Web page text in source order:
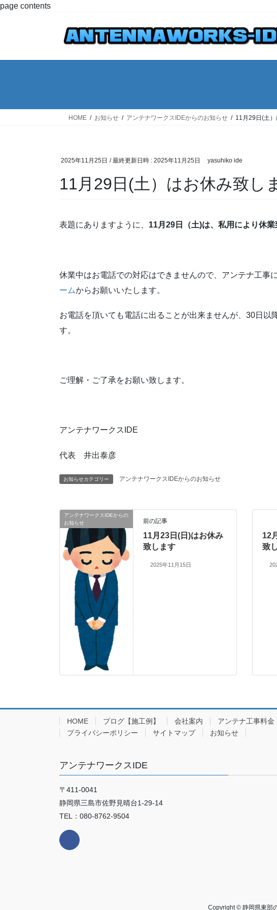
page contentsコ
ナ
HOME お知らせ アンテナワークスIDEからのお知らせ 11月29日(土
2025年11月25日 / 最終更新日時 : 2025年11月25日 yasuhiko ide
11月29日(土）はお休み致し
表題にありますように、 11月29日（土)は、私用により休業
休業中はお電話での対応はできませんので、アンテナ工事
ームからお願いいたします。
お電話を頂いても電話に出ることが出来ませんが、30日以
す。
ご理解・ご了承をお願い致します。
アンテナワークスIDE
代表 井出泰彦
お知らせカテゴリー アンテナワークスIDEからのお知らせ
アンテナワークスIDEからの
お知らせ
前の記事
11月23日(日)はお休み
致します
2025年11月15日
12
致
HOME ブログ【施工例】 会社案内 アンテナ工事料金
プライバシーポリシー
サイトマップ お知らせ
アンテナワークスIDE
〒411-0041
静岡県三島市佐野見晴台1-29-14
TEL：080-8762-9504
Copyright © 静岡県東部